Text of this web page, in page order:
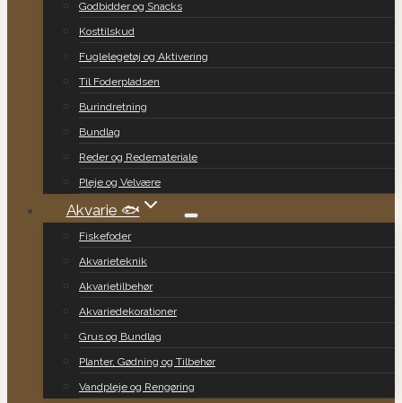
Godbidder og Snacks
Kosttilskud
Fuglelegetøj og Aktivering
Til Foderpladsen
Burindretning
Bundlag
Reder og Redemateriale
Pleje og Velvære
Akvarie 🐟
Fiskefoder
Akvarieteknik
Akvarietilbehør
Akvariedekorationer
Grus og Bundlag
Planter, Gødning og Tilbehør
Vandpleje og Rengøring